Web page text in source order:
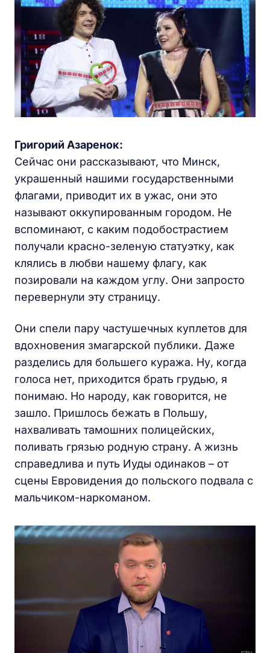
Григорий Азаренок:
Сейчас они рассказывают, что Минск,
украшенный нашими государственными
флагами, приводит их в ужас, они это
называют оккупированным городом. Не
вспоминают, с каким подобострастием
получали красно-зеленую статуэтку, как
клялись в любви нашему флагу, как
позировали на каждом углу. Они запросто
перевернули эту страницу.
Они спели пару частушечных куплетов для
вдохновения змагарской публики. Даже
разделись для большего куража. Ну, когда
голоса нет, приходится брать грудью, я
понимаю. Но народу, как говорится, не
зашло. Пришлось бежать в Польшу,
нахваливать тамошних полицейских,
поливать грязью родную страну. А жизнь
справедлива и путь Иуды одинаков – от
сцены Евровидения до польского подвала с
мальчиком-наркоманом.